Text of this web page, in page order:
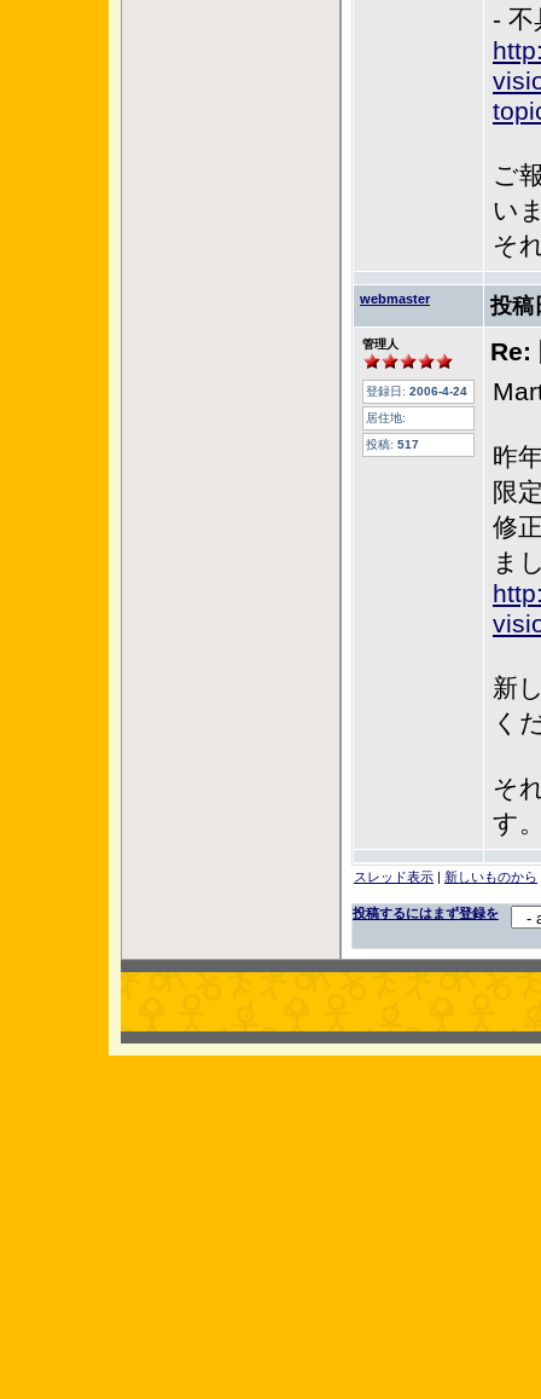
-
ご
い
そ
webmaster 投
管理人
登録日: 2006-4-24
居住地:
投稿: 517
Re:
昨
限
修
ま
新
く
そ
す
スレッド表示 | 新しいものから
投稿するにはまず登録を